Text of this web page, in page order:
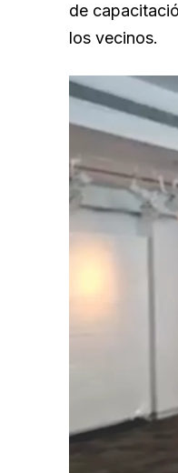
de
los vecinos.